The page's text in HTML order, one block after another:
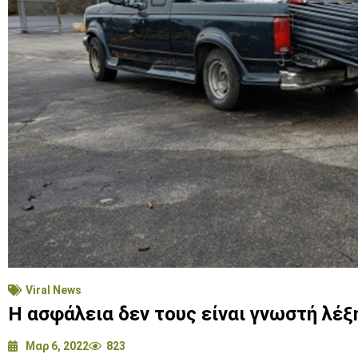
Viral News
Η ασφάλεια δεν τους είναι γνωστή
Μαρ 6, 2022 823